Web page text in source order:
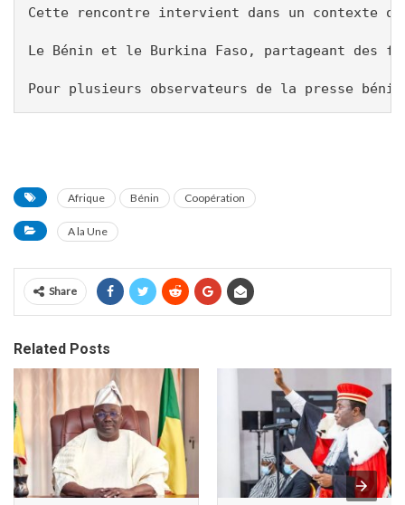
Cette rencontre intervient dans un contexte
Le Bénin et le Burkina Faso, partageant des
Pour plusieurs observateurs de la presse
Afrique Bénin Coopération
A la Une
Share
Related Posts